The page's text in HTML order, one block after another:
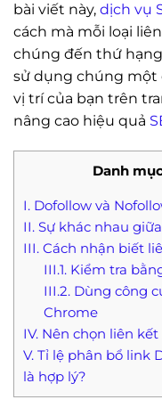
bài viết này, dịch vụ
cách mà mỗi loại
chúng đến thứ
sử dụng chúng một
vị trí của bạn trên
nâng cao hiệu quả
Danh
I. Dofollow và
II. Sự khác nhau
III. Cách nhận biết
III.1. Kiểm tra
III.2. Dùng công
Chrome
IV. Nên chọn liên
V. Tỉ lệ phân bổ link
là hợp lý?